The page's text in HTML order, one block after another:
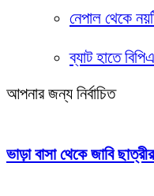
নেপাল থেকে
ব্যাট হাতে
আপনার জন্য নির্বাচিত
ভাড়া বাসা থেকে জাবি